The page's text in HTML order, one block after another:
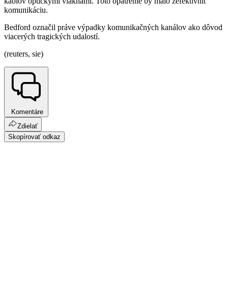
komunikáciu.
Bedford označil práve výpadky komunikačných kanálov ako dôvod
viacerých tragických udalostí.
(reuters, sie)​
Komentáre
Zdielať
Skopírovať odkaz